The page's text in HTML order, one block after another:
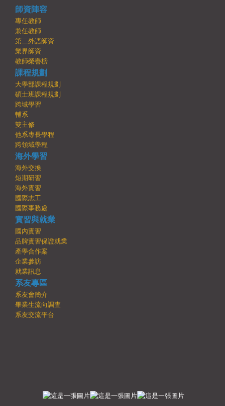
師資陣容
專任教師
兼任教師
第二外語師資
業界師資
教師榮譽榜
課程規劃
大學部課程規劃
碩士班課程規劃
跨域學習
輔系
雙主修
他系專長學程
跨領域學程
海外學習
海外交換
短期研習
海外實習
國際志工
國際事務處
實習與就業
國內實習
品牌實習保證就業
產學合作案
企業參訪
就業訊息
系友專區
系友會簡介
畢業生流向調查
系友交流平台